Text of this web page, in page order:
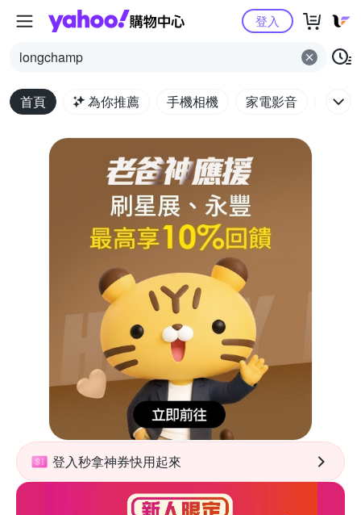
Yahoo購物中心
longchamp
登入
首頁 為你推薦 手機相機 家電影音 電腦
登入秒拿神券快用起來